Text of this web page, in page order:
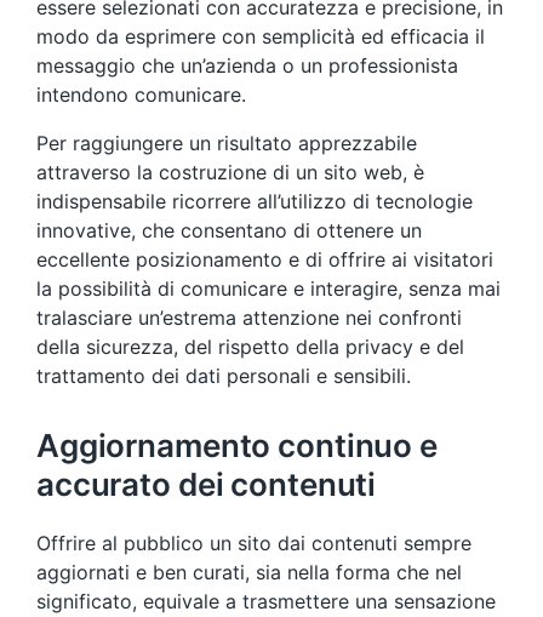
essere selezionati con accuratezza e precisione, in
modo da esprimere con semplicità ed efficacia il
messaggio che un’azienda o un professionista
intendono comunicare.
Per raggiungere un risultato apprezzabile
attraverso la costruzione di un sito web, è
indispensabile ricorrere all’utilizzo di tecnologie
innovative, che consentano di ottenere un
eccellente posizionamento e di offrire ai visitatori
la possibilità di comunicare e interagire, senza mai
tralasciare un’estrema attenzione nei confronti
della sicurezza, del rispetto della privacy e del
trattamento dei dati personali e sensibili.
Aggiornamento continuo e
accurato dei contenuti
Offrire al pubblico un sito dai contenuti sempre
aggiornati e ben curati, sia nella forma che nel
significato, equivale a trasmettere una sensazione